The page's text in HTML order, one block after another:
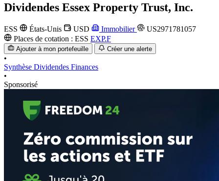
Dividendes Essex Property Trust, Inc.
ESS États-Unis USD Immobilier
US2971781057
Places de cotation : ESS EXP.F
Ajouter à mon portefeuille Créer une alerte
•
Synthèse Dividendes Finances
•
Sponsorisé